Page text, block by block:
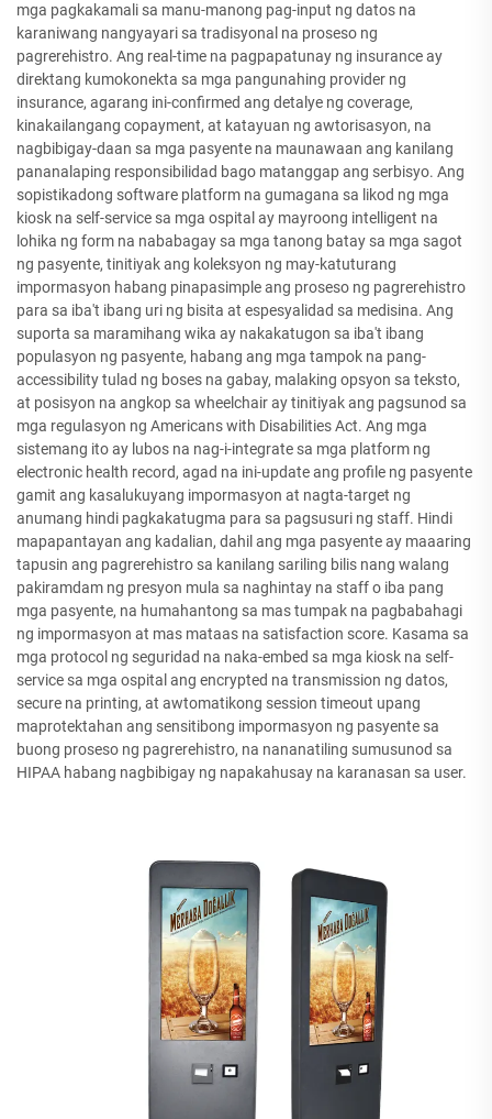
mga pagkakamali sa manu-manong pag-input ng datos na
karaniwang nangyayari sa tradisyonal na proseso ng
pagrerehistro. Ang real-time na pagpapatunay ng insurance ay
direktang kumokonekta sa mga pangunahing provider ng
insurance, agarang ini-confirmed ang detalye ng coverage,
kinakailangang copayment, at katayuan ng awtorisasyon, na
nagbibigay-daan sa mga pasyente na maunawaan ang kanilang
pananalaping responsibilidad bago matanggap ang serbisyo. Ang
sopistikadong software platform na gumagana sa likod ng mga
kiosk na self-service sa mga ospital ay mayroong intelligent na
lohika ng form na nababagay sa mga tanong batay sa mga sagot
ng pasyente, tinitiyak ang koleksyon ng may-katuturang
impormasyon habang pinapasimple ang proseso ng pagrerehistro
para sa iba't ibang uri ng bisita at espesyalidad sa medisina. Ang
suporta sa maramihang wika ay nakakatugon sa iba't ibang
populasyon ng pasyente, habang ang mga tampok na pang-
accessibility tulad ng boses na gabay, malaking opsyon sa teksto,
at posisyon na angkop sa wheelchair ay tinitiyak ang pagsunod sa
mga regulasyon ng Americans with Disabilities Act. Ang mga
sistemang ito ay lubos na nag-i-integrate sa mga platform ng
electronic health record, agad na ini-update ang profile ng pasyente
gamit ang kasalukuyang impormasyon at nagta-target ng
anumang hindi pagkakatugma para sa pagsusuri ng staff. Hindi
mapapantayan ang kadalian, dahil ang mga pasyente ay maaaring
tapusin ang pagrerehistro sa kanilang sariling bilis nang walang
pakiramdam ng presyon mula sa naghintay na staff o iba pang
mga pasyente, na humahantong sa mas tumpak na pagbabahagi
ng impormasyon at mas mataas na satisfaction score. Kasama sa
mga protocol ng seguridad na naka-embed sa mga kiosk na self-
service sa mga ospital ang encrypted na transmission ng datos,
secure na printing, at awtomatikong session timeout upang
maprotektahan ang sensitibong impormasyon ng pasyente sa
buong proseso ng pagrerehistro, na nananatiling sumusunod sa
HIPAA habang nagbibigay ng napakahusay na karanasan sa user.